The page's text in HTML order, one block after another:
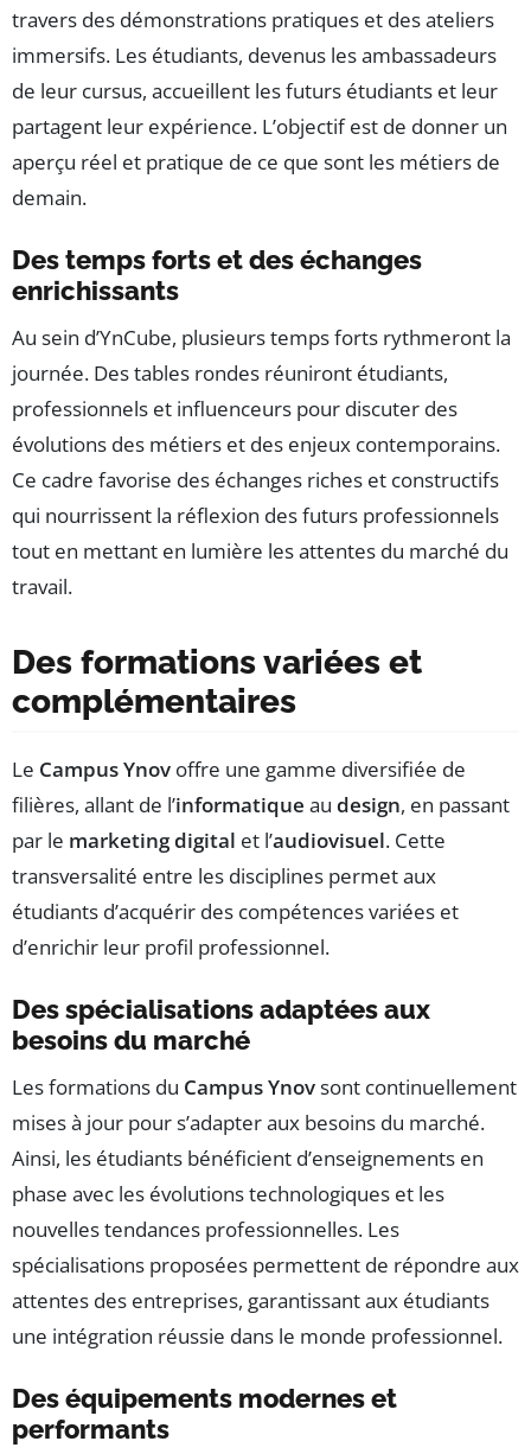
travers des démonstrations pratiques et des ateliers
immersifs. Les étudiants, devenus les ambassadeurs
de leur cursus, accueillent les futurs étudiants et leur
partagent leur expérience. L’objectif est de donner un
aperçu réel et pratique de ce que sont les métiers de
demain.
Des temps forts et des échanges
enrichissants
Au sein d’YnCube, plusieurs temps forts rythmeront la
journée. Des tables rondes réuniront étudiants,
professionnels et influenceurs pour discuter des
évolutions des métiers et des enjeux contemporains.
Ce cadre favorise des échanges riches et constructifs
qui nourrissent la réflexion des futurs professionnels
tout en mettant en lumière les attentes du marché du
travail.
Des formations variées et
complémentaires
Le Campus Ynov offre une gamme diversifiée de
filières, allant de l’informatique au design, en passant
par le marketing digital et l’audiovisuel. Cette
transversalité entre les disciplines permet aux
étudiants d’acquérir des compétences variées et
d’enrichir leur profil professionnel.
Des spécialisations adaptées aux
besoins du marché
Les formations du Campus Ynovsont continuellement
mises à jour pour s’adapter aux besoins du marché.
Ainsi, les étudiants bénéficient d’enseignements en
phase avec les évolutions technologiques et les
nouvelles tendances professionnelles. Les
spécialisations proposées permettent de répondre aux
attentes des entreprises, garantissant aux étudiants
une intégration réussie dans le monde professionnel.
Des équipements modernes et
performants